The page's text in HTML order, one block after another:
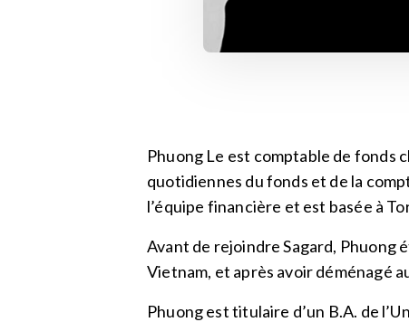
Phuong Le est comptable de fonds
quotidiennes du fonds et de la
l’équipe financière et est basée à
Avant de rejoindre Sagard, Phuong
Vietnam, et après avoir déménagé
Phuong est titulaire d’un B.A. de